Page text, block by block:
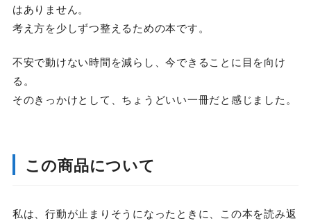
はありません。
考え方を少しずつ整えるための本です。
不安で動けない時間を減らし、今できることに目を向け
る。
そのきっかけとして、ちょうどいい一冊だと感じました。
この商品について
私は、行動が止まりそうになったときに、この本を読み返